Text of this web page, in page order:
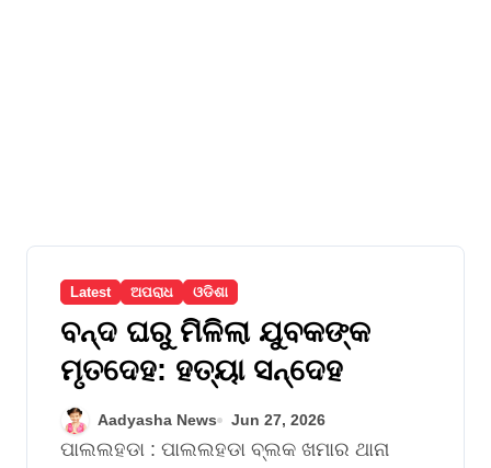
Latest ଅପରାଧ ଓଡିଶା
ବନ୍ଦ ଘରୁ ମିଳିଲା ଯୁବକଙ୍କ
ମୃତଦେହ: ହତ୍ୟା ସନ୍ଦେହ
Aadyasha News Jun 27, 2026
ପାଲଲହଡା : ପାଲଲହଡା ବ୍ଲକ ଖମାର ଥାନା